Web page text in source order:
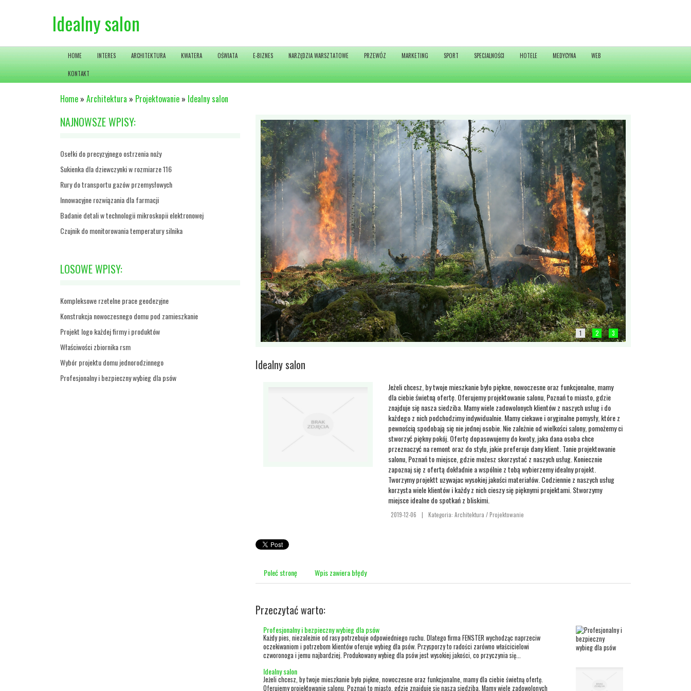
Idealny salon
HOME INTERES ARCHITEKTURA KWATERA OŚWIATA E-BIZNES NARZĘDZIA WARSZTATOWE PRZEWÓZ MARKETING SPORT SPECJALNOŚCI HOTELE MEDYCYNA WEB
KONTAKT
Home » Architektura » Projektowanie » Idealny salon
NAJNOWSZE WPISY:
Osełki do precyzyjnego ostrzenia noży
Sukienka dla dziewczynki w rozmiarze 116
Rury do transportu gazów przemysłowych
Innowacyjne rozwiązania dla farmacji
Badanie detali w technologii mikroskopii elektronowej
Czujnik do monitorowania temperatury silnika
LOSOWE WPISY:
Kompleksowe rzetelne prace geodezyjne
Konstrukcja nowoczesnego domu pod zamieszkanie
Projekt logo każdej firmy i produktów
Właściwości zbiornika rsm
Wybór projektu domu jednorodzinnego
Profesjonalny i bezpieczny wybieg dla psów
1 2 3
Idealny salon
Jeżeli chcesz, by twoje mieszkanie było piękne, nowoczesne oraz funkcjonalne, mamy
dla ciebie świetną ofertę. Oferujemy projektowanie salonu, Poznań to miasto, gdzie
znajduje się nasza siedziba. Mamy wiele zadowolonych klientów z naszych usług i do
każdego z nich podchodzimy indywidualnie. Mamy ciekawe i oryginalne pomysły, które z
pewnością spodobają się nie jednej osobie. Nie zależnie od wielkości salony, pomożemy ci
stworzyć piękny pokój. Ofertę dopasowujemy do kwoty, jaka dana osoba chce
przeznaczyć na remont oraz do stylu, jakie preferuje dany klient. Tanie projektowanie
salonu, Poznań to miejsce, gdzie możesz skorzystać z naszych usług. Koniecznie
zapoznaj się z ofertą dokładnie a wspólnie z tobą wybierzemy idealny projekt.
Tworzymy projektt uzywajac wysokiej jakości materiałów. Codziennie z naszych usług
korzysta wiele klientów i każdy z nich cieszy się pięknymi projektami. Stworzymy
miejsce idealne do spotkań z bliskimi.
2019-12-06 | Kategoria: Architektura / Projektowanie
Poleć stronę Wpis zawiera błędy
Przeczytać warto:
Profesjonalny i bezpieczny wybieg dla psów
Każdy pies, niezależnie od rasy potrzebuje odpowiedniego ruchu. Dlatego firma FENSTER wychodząc naprzeciw
oczekiwaniom i potrzebom klientów oferuje wybieg dla psów. Przysporzy to radości zarówno właścicielowi
czworonoga i jemu najbardziej. Produkowany wybieg dla psów jest wysokiej jakości, co przyczynia się...
Idealny salon
Jeżeli chcesz, by twoje mieszkanie było piękne, nowoczesne oraz funkcjonalne, mamy dla ciebie świetną ofertę.
Oferujemy projektowanie salonu, Poznań to miasto, gdzie znajduje się nasza siedziba. Mamy wiele zadowolonych